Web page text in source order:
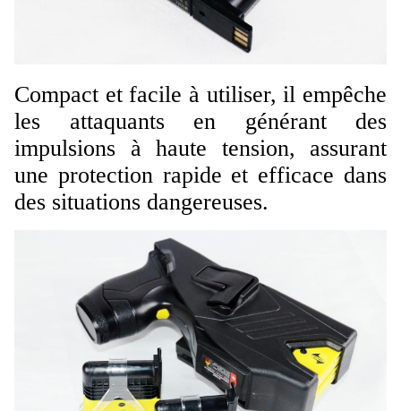
Compact et facile à utiliser, il empêche
les attaquants en générant des
impulsions à haute tension, assurant
une protection rapide et efficace dans
des situations dangereuses.